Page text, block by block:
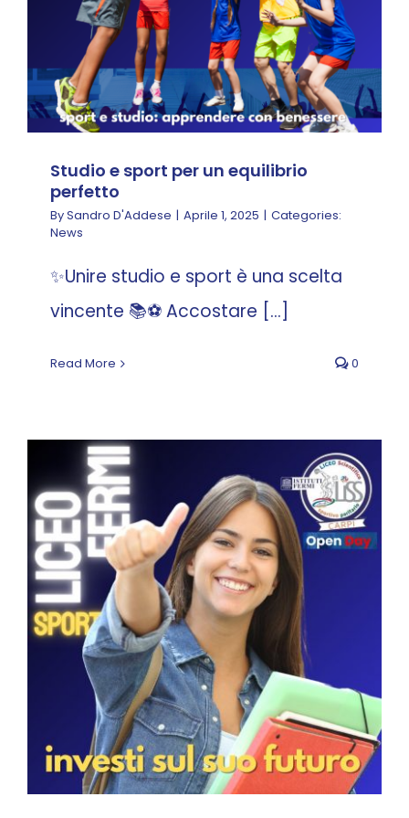
Studio e sport per un equilibrio
perfetto
BySandro D'Addese | Aprile 1, 2025 | Categories:
News
✨Unire studio e sport è una scelta
vincente 📚⚽ Accostare [...]
Read More 0
La scelta che pone le
basi per il suo futuro
News